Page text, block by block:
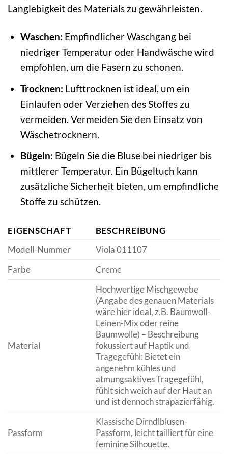
Langlebigkeit des Materials zu gewährleisten.
Waschen: Empfindlicher Waschgang bei
niedriger Temperatur oder Handwäsche wird
empfohlen, um die Fasern zu schonen.
Trocknen: Lufttrocknen ist ideal, um ein
Einlaufen oder Verziehen des Stoffes zu
vermeiden. Vermeiden Sie den Einsatz von
Wäschetrocknern.
Bügeln: Bügeln Sie die Bluse bei niedriger bis
mittlerer Temperatur. Ein Bügeltuch kann
zusätzliche Sicherheit bieten, um empfindliche
Stoffe zu schützen.
EIGENSCHAFT
BESCHREIBUNG
Modell-Nummer
Viola 011107
Farbe
Creme
Material
Hochwertige Mischgewebe
(Angabe des genauen Materials
wäre hier ideal, z.B. Baumwoll-
Leinen-Mix oder reine
Baumwolle) – Beschreibung
fokussiert auf Haptik und
Tragegefühl: Bietet ein
angenehm kühles und
atmungsaktives Tragegefühl,
fühlt sich weich auf der Haut an
und ist dennoch strapazierfähig.
Passform
Klassische Dirndlblusen-
Passform, leicht tailliert für eine
feminine Silhouette.